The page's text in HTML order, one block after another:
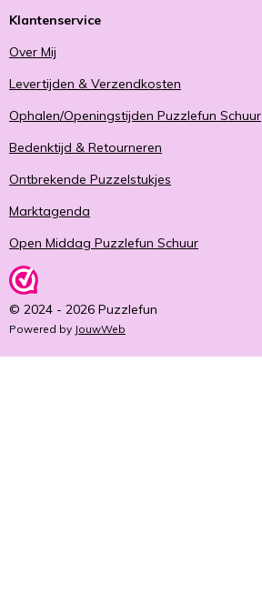
Klantenservice
Over Mij
Levertijden & Verzendkosten
Ophalen/Openingstijden Puzzlefun Schuur
Bedenktijd & Retourneren
Ontbrekende Puzzelstukjes
Marktagenda
Open Middag Puzzlefun Schuur
© 2024 - 2026 Puzzlefun
Powered by JouwWeb